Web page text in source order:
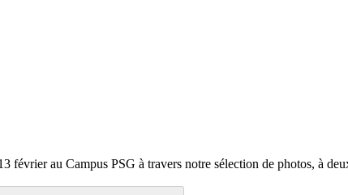
février au Campus PSG à travers notre sélection de photos, à